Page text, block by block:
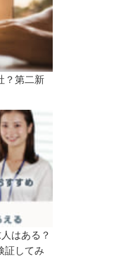
？第二新
はある？
証してみ